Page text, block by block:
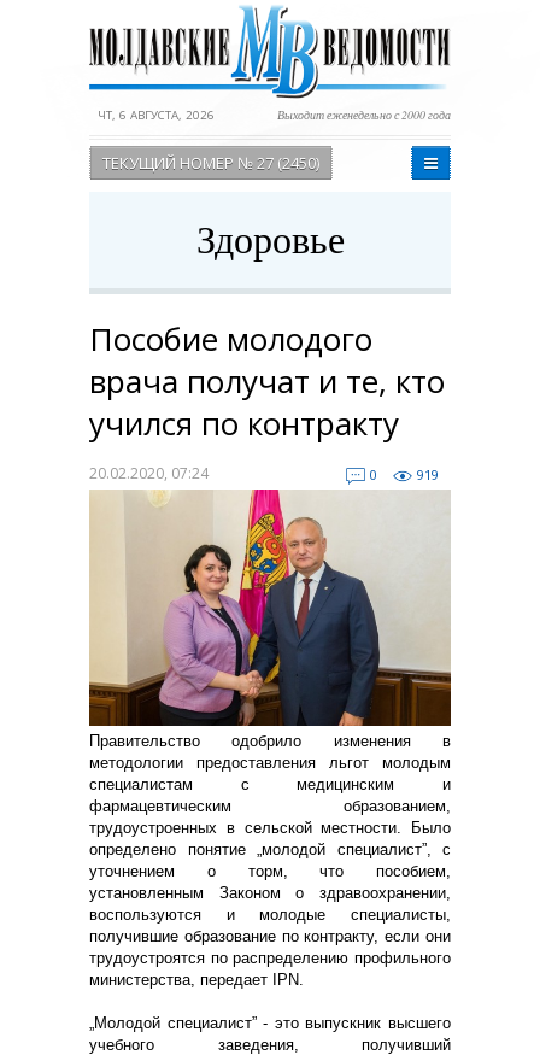
ЧТ, 6 АВГУСТА, 2026 Выходит еженедельно с 2000 года
ТЕКУЩИЙ НОМЕР № 27 (2450)
Здоровье
Пособие молодого
врача получат и те, кто
учился по контракту
20.02.2020, 07:24 0 919
Правительство одобрило изменения в
методологии предоставления льгот молодым
специалистам с медицинским и
фармацевтическим образованием,
трудоустроенных в сельской местности. Было
определено понятие „молодой специалист”, с
уточнением о торм, что пособием,
установленным Законом о здравоохранении,
воспользуются и молодые специалисты,
получившие образование по контракту, если они
трудоустроятся по распределению профильного
министерства, передает IPN.
„Молодой специалист” - это выпускник высшего
учебного заведения, получивший